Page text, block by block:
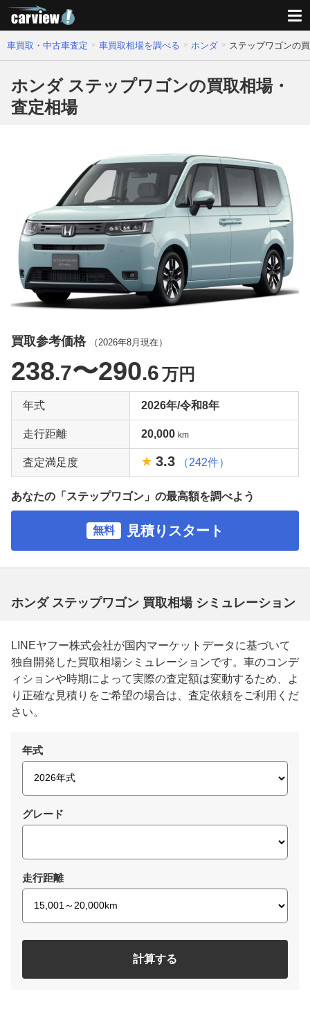
車買取・中古車査定 車買取相場を調べる ホンダ ステップワゴンの
ホンダ ステップワゴンの買取相場・
査定相場
買取参考価格 （ 2026年8月 現在）
238.7〜290.6万円
年式 2026年/令和8年
走行距離 20,000 km
査定満足度 3.3 （242件）
あなたの「ステップワゴン」の最高額を調べよう
無料 見積りスタート
ホンダ ステップワゴン 買取相場 シミュレーション
LINEヤフー株式会社が国内マーケットデータに基づいて
独自開発した買取相場シミュレーションです。車のコンデ
ィションや時期によって実際の査定額は変動するため、よ
り正確な見積りをご希望の場合は、査定依頼をご利用くだ
さい。
年式
グレード
走行距離
計算する